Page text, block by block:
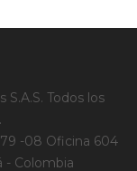
Todos los
79 -08 Oficina 604
- Colombia